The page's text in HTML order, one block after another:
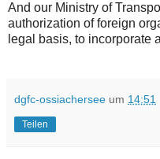
And our Ministry of
authorization of foreign
legal basis, to incorporate
dgfc-ossiachersee um 14:51
Teilen